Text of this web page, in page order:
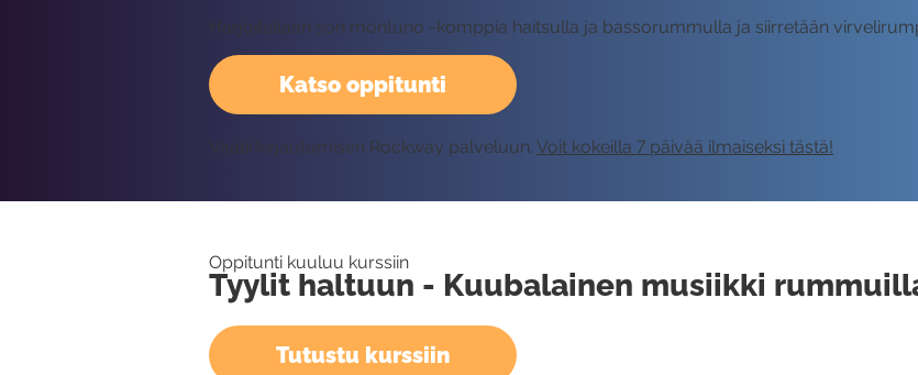
Katso oppitunti
Harjoitellaan son montuno -komppia haitsulla ja bassorummulla ja siirretään
Vaatii kirjautumisen Rockway palveluun. Voit kokeilla 7 päivää ilmaiseksi tästä!
Oppitunti kuuluu kurssiin
Tyylit haltuun - Kuubalainen musiikki
Tutustu kurssiin